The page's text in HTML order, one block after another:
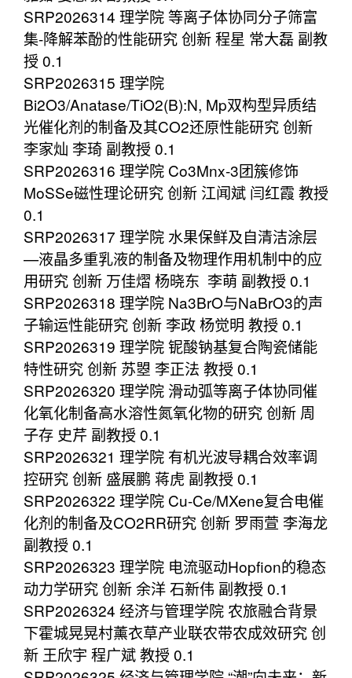
SRP2026314 理学院 等离子体协同分子筛富
集-降解苯酚的性能研究 创新 程星 常大磊 副教
授 0.1
SRP2026315 理学院
Bi2O3/Anatase/TiO2(B):N, Mp双构型异质结
光催化剂的制备及其CO2还原性能研究 创新
李家灿 李琦 副教授 0.1
SRP2026316 理学院 Co3Mnx-3团簇修饰
MoSSe磁性理论研究 创新 江闻斌 闫红霞 教授
0.1
SRP2026317 理学院 水果保鲜及自清洁涂层
—液晶多重乳液的制备及物理作用机制中的应
用研究 创新 万佳熠 杨晓东 李萌 副教授 0.1
SRP2026318 理学院 Na3BrO与NaBrO3的声
子输运性能研究 创新 李政 杨觉明 教授 0.1
SRP2026319 理学院 铌酸钠基复合陶瓷储能
特性研究 创新 苏曌 李正法 教授 0.1
SRP2026320 理学院 滑动弧等离子体协同催
化氧化制备高水溶性氮氧化物的研究 创新 周
子存 史芹 副教授 0.1
SRP2026321 理学院 有机光波导耦合效率调
控研究 创新 盛展鹏 蒋虎 副教授 0.1
SRP2026322 理学院 Cu-Ce/MXene复合电催
化剂的制备及CO2RR研究 创新 罗雨萱 李海龙
副教授 0.1
SRP2026323 理学院 电流驱动Hopfion的稳态
动力学研究 创新 余洋 石新伟 副教授 0.1
SRP2026324 经济与管理学院 农旅融合背景
下霍城晃晃村薰衣草产业联农带农成效研究 创
新 王欣宇 程广斌 教授 0.1